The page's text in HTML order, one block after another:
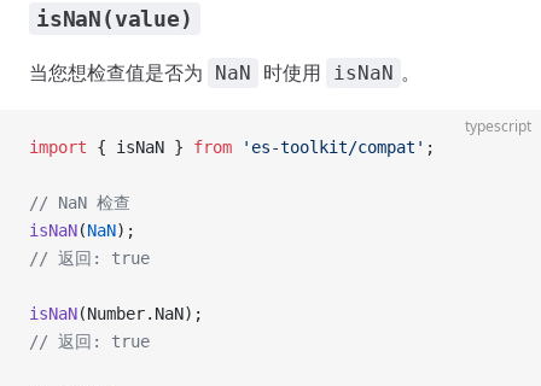
isNaN(value)
当您想检查值是否为 NaN 时使用 isNaN 。
typescript
import { isNaN } from 'es-toolkit/compat' ;
// NaN 检查
isNaN(NaN);
// 返回: true
isNaN(Number.NaN);
// 返回: true